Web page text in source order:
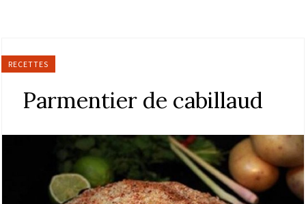
RECETTES
Parmentier de cabillaud